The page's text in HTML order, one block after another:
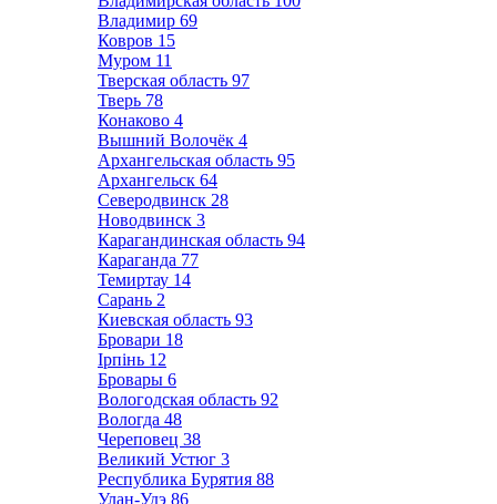
Владимир 69
Ковров 15
Муром 11
Тверская область 97
Тверь 78
Конаково 4
Вышний Волочёк 4
Архангельская область 95
Архангельск 64
Северодвинск 28
Новодвинск 3
Карагандинская область 94
Караганда 77
Темиртау 14
Сарань 2
Киевская область 93
Бровари 18
Ірпінь 12
Бровары 6
Вологодская область 92
Вологда 48
Череповец 38
Великий Устюг 3
Республика Бурятия 88
Улан-Удэ 86